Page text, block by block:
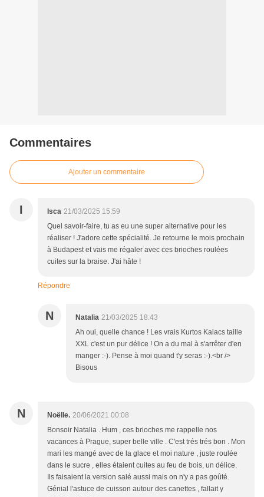
Commentaires
Ajouter un commentaire
I Isca 21/03/2025 15:59
Quel savoir-faire, tu as eu une super alternative pour les
réaliser ! J'adore cette spécialité. Je retourne le mois prochain
à Budapest et vais me régaler avec ces brioches roulées
cuites sur la braise. J'ai hâte !
Répondre
N Natalia 21/03/2025 18:43
Ah oui, quelle chance ! Les vrais Kurtos Kalacs taille
XXL c'est un pur délice ! On a du mal à s'arrêter d'en
manger :-). Pense à moi quand t'y seras :-).<br />
Bisous
N Noëlle. 20/06/2021 00:08
Bonsoir Natalia . Hum , ces brioches me rappelle nos
vacances à Prague, super belle ville . C'est trés trés bon . Mon
mari les mangé avec de la glace et moi nature , juste roulée
dans le sucre , elles étaient cuites au feu de bois, un délice.
Ils faisaient la version salé aussi mais on n'y a pas goûté.
Génial l'astuce de cuisson autour des canettes , fallait y